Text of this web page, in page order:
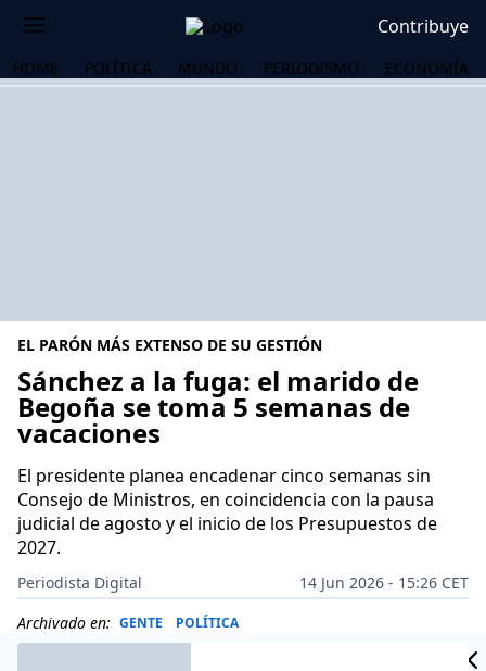
Contribuye
HOME POLÍTICA MUNDO PERIODISMO ECONOMÍA
EL PARÓN MÁS EXTENSO DE SU GESTIÓN
Sánchez a la fuga: el marido de
Begoña se toma 5 semanas de
vacaciones
El presidente planea encadenar cinco semanas sin
Consejo de Ministros, en coincidencia con la pausa
judicial de agosto y el inicio de los Presupuestos de
2027.
Periodista Digital
14 Jun 2026 - 15:26 CET
Archivado en: GENTE POLÍTICA